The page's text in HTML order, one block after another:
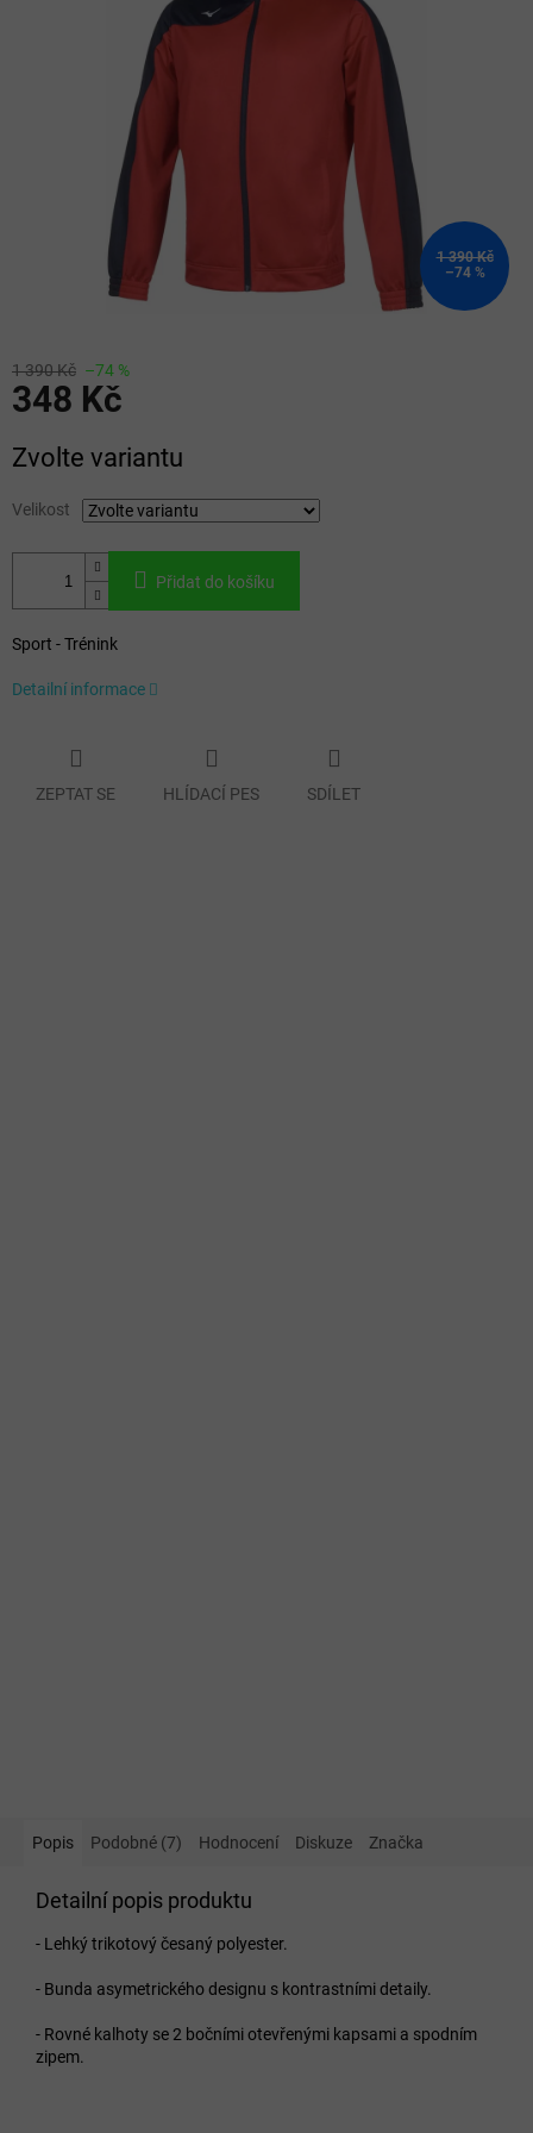
5
hvězdiček.
1 390 Kč
–74 %
1 390 Kč –74 %
348 Kč
cena:
Zvolte variantu
Velikost
Přidat do košíku
Sport - Trénink
Detailní informace
ZEPTAT SE HLÍDACÍ PES SDÍLET
Popis Podobné (7) Hodnocení Diskuze Značka
Detailní popis produktu
- Lehký trikotový česaný polyester.
- Bunda asymetrického designu s kontrastními detaily.
- Rovné kalhoty se 2 bočními otevřenými kapsami a spodním
zipem.